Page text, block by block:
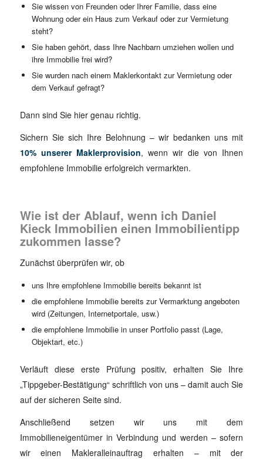
Sie wissen von Freunden oder Ihrer Familie, dass eine
Wohnung oder ein Haus zum Verkauf oder zur Vermietung
steht?
Sie haben gehört, dass Ihre Nachbarn umziehen wollen und
ihre Immobilie frei wird?
Sie wurden nach einem Maklerkontakt zur Vermietung oder
dem Verkauf gefragt?
Dann sind Sie hier genau richtig.
Sichern Sie sich Ihre Belohnung – wir bedanken uns mit
10% unserer Maklerprovision, wenn wir die von Ihnen
empfohlene Immobilie erfolgreich vermarkten.
Wie ist der Ablauf, wenn ich Daniel
Kieck Immobilien einen Immobilientipp
zukommen lasse?
Zunächst überprüfen wir, ob
uns Ihre empfohlene Immobilie bereits bekannt ist
die empfohlene Immobilie bereits zur Vermarktung angeboten
wird (Zeitungen, Internetportale, usw.)
die empfohlene Immobilie in unser Portfolio passt (Lage,
Objektart, etc.)
Verläuft diese erste Prüfung positiv, erhalten Sie Ihre
„Tippgeber-Bestätigung“ schriftlich von uns – damit auch Sie
auf der sicheren Seite sind.
Anschließend setzen wir uns mit dem
Immobilieneigentümer in Verbindung und werden – sofern
wir einen Makleralleinauftrag erhalten – mit der